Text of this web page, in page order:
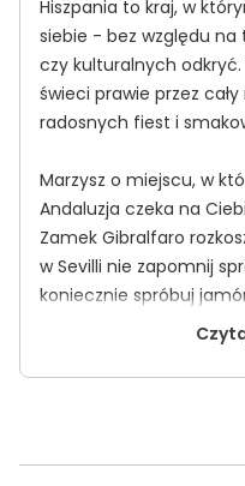
Hiszpania to kraj, w
siebie - bez względu na
czy kulturalnych odkryć.
świeci prawie przez
radosnych fiest i
Marzysz o miejscu, w
Andaluzja czeka na
Zamek Gibralfaro
w Sevilli nie zapomnij
koniecznie spróbuj